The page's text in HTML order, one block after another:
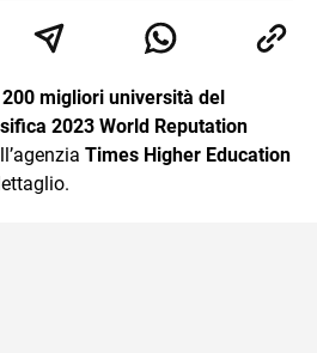
per la scrittura in un lavoro, e
fermata. L’attualità è il mio pane
migliori università del
2023 World Reputation
Times Higher Education